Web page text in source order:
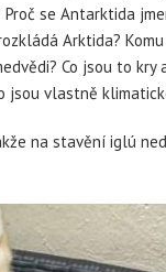
se Antarktida
Arktida?
Co jsou to
jsou vlastně
na stavění iglú